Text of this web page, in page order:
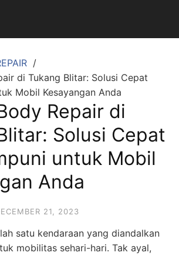
di Tukang Blitar: Solusi Cepat
Mobil Kesayangan Anda
Repair di
Solusi Cepat
untuk Mobil
Anda
21, 2023
satu kendaraan yang diandalkan
mobilitas sehari-hari. Tak ayal,